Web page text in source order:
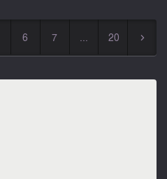
6 7 20 ▻